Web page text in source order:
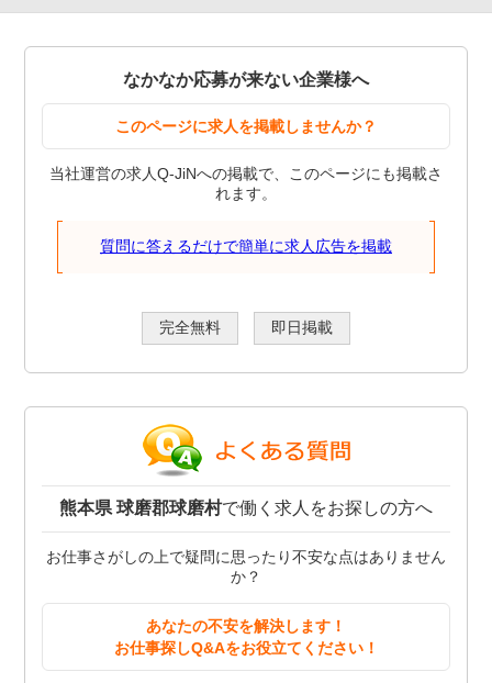
なかなか応募が来ない企業様へ
このページに求人を掲載しませんか？
当社運営の求人Q-JiNへの掲載で、このページにも掲載さ
れます。
質問に答えるだけで簡単に求人広告を掲載
完全無料 即日掲載
熊本県 球磨郡球磨村で働く求人をお探しの方へ
お仕事さがしの上で疑問に思ったり不安な点はありません
か？
あなたの不安を解決します！
お仕事探しQ&Aをお役立てください！